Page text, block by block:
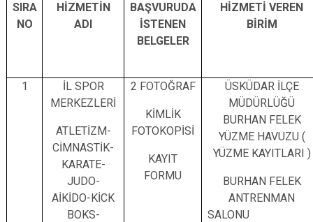
Beyoğlu
Büyükçekmece
Esenler
Eyüpsultan
Pendik
Sarıyer
Silivri
Şişli
Beylikdüzü
Çekmeköy
Sancaktepe
Sultangazi
SIRA
NO
HİZMETİN
ADI
BAŞVURUDA
İSTENEN
BELGELER
HİZMETİ VEREN
BİRİM
1
İL SPOR
MERKEZLERİ
ATLETİZM-
CİMNASTİK-
KARATE-
JUDO-
AİKİDO-KİCK
BOKS-
2 FOTOĞRAF
KİMLİK
FOTOKOPİSİ
KAYIT
FORMU
ÜSKÜDAR İLÇE
MÜDÜRLÜĞÜ
BURHAN FELEK
YÜZME HAVUZU (
YÜZME KAYITLARI )
BURHAN FELEK
ANTRENMAN